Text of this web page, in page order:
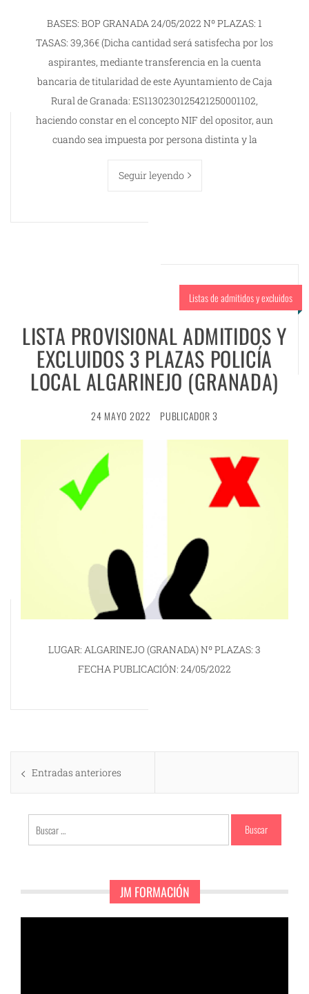
BASES: BOP GRANADA 24/05/2022 Nº PLAZAS: 1
TASAS: 39,36€ (Dicha cantidad será satisfecha por los
aspirantes, mediante transferencia en la cuenta
bancaria de titularidad de este Ayuntamiento de Caja
Rural de Granada: ES1130230125421250001102,
haciendo constar en el concepto NIF del opositor, aun
cuando sea impuesta por persona distinta y la
Seguir leyendo
Listas de admitidos y excluidos
LISTA PROVISIONAL ADMITIDOS Y
EXCLUIDOS 3 PLAZAS POLICÍA
LOCAL ALGARINEJO (GRANADA)
24 MAYO 2022 PUBLICADOR 3
LUGAR: ALGARINEJO (GRANADA) Nº PLAZAS: 3
FECHA PUBLICACIÓN: 24/05/2022
Navegación
de
entradas
Entradas anteriores
JM FORMACIÓN